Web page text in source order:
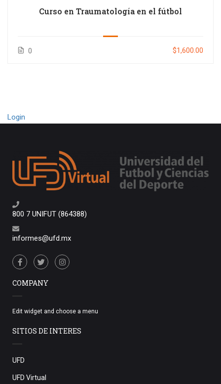
Curso en Traumatología en el fútbol
0 $1,600.00
Login
800 7 UNIFUT (864388)
informes@ufd.mx
COMPANY
Edit widget and choose a menu
SITIOS DE INTERES
UFD
UFD Virtual